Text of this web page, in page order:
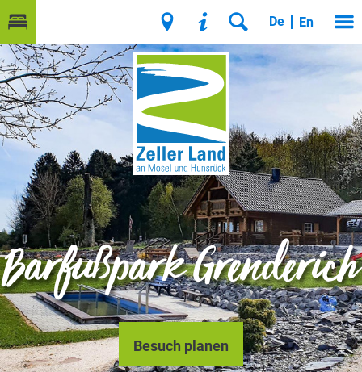
De En
Barfußpark Grenderich
Besuch planen